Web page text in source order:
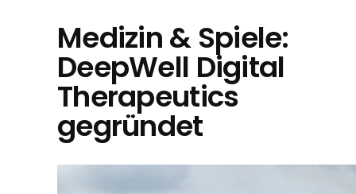
Medizin & Spiele:
DeepWell Digital
Therapeutics
gegründet